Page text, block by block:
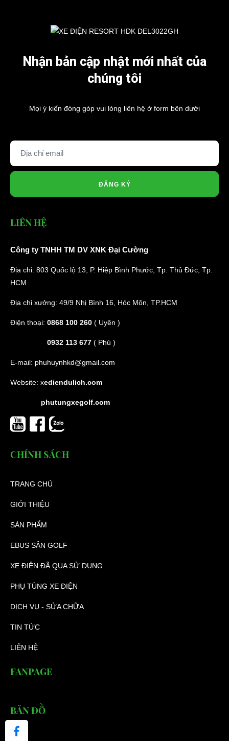
Nhận bản cập nhật mới nhất của
chúng tôi
Mọi ý kiến đóng góp vui lòng liên hệ ở form bên dưới
ĐĂNG KÝ
LIÊN HỆ
Công ty TNHH TM DV XNK Đại Cường
Địa chỉ: 803 Quốc lộ 13, P. Hiệp Bình Phước, Tp. Thủ Đức, Tp.
HCM
Địa chỉ xưởng: 49/9 Nhị Bình 16, Hóc Môn, TP.HCM
Điện thoại: 0868 100 260 ( Uyên )
0932 113 677 ( Phú )
E-mail: phuhuynhkd@gmail.com
Website: xediendulich.com
phutungxegolf.com
CHÍNH SÁCH
TRANG CHỦ
GIỚI THIỆU
SẢN PHẨM
EBUS SÂN GOLF
XE ĐIỆN ĐÃ QUA SỬ DỤNG
PHỤ TÙNG XE ĐIỆN
DỊCH VỤ - SỬA CHỮA
TIN TỨC
LIÊN HỆ
FANPAGE
BẢN ĐỒ